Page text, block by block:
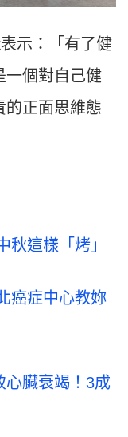
示：「有了健
一個對自己健
的正面思維態
秋這樣「烤」
癌症中心教妳
心臟衰竭！3成